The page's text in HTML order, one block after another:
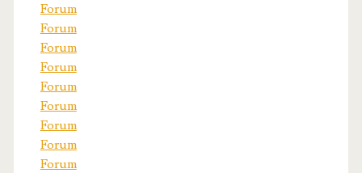
Forum
Forum
Forum
Forum
Forum
Forum
Forum
Forum
Forum